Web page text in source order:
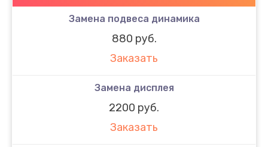
Замена подвеса динамика
880 руб.
Заказать
Замена дисплея
2200 руб.
Заказать